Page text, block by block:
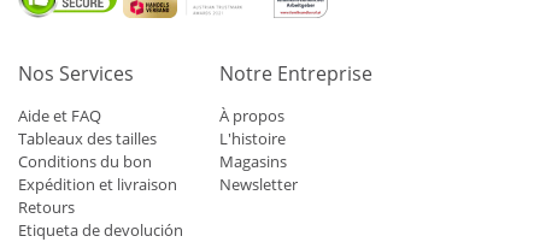
Nos Services
Aide et FAQ
Tableaux des tailles
Conditions du bon
Expédition et livraison
Retours
Etiqueta de devolución
Notre Entreprise
À propos
L'histoire
Magasins
Newsletter